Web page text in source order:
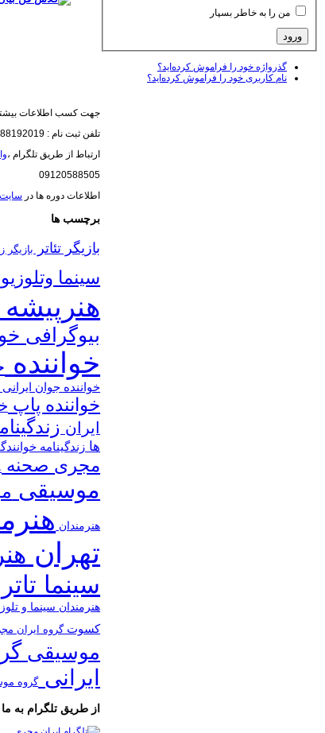
جهت کسب اطلاعات
تلفن ثبت نام : 88192019
ارتباط از طریق تلگرام ،
09120588505
اطلاعات دوره ها در
برچسب ها
بازیگر تئاتر بازیگر
سینما
هنرپیشه
بیوگرافی
خواننده
خواننده جوان ایرانی
خواننده پاپ
ایران
ها زندگینامه
مجری صحنه
موسیقی
هنرمندان
تهران
سینما
هنرمندان سینما و
کسوتگروه ایران
موسیقی
ایرانیگروه
از طریق تلگرام به ما
من را به خاطر بسپار
گذرواژه خود را فراموش کرده‌اید؟
نام کاربری خود را فراموش کرده‌اید؟